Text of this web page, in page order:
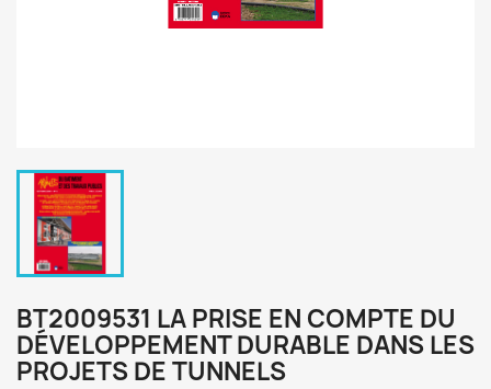
BT2009531 LA PRISE EN COMPTE DU
DÉVELOPPEMENT DURABLE DANS LES
PROJETS DE TUNNELS